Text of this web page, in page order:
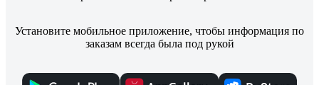
Установите мобильное приложение, чтобы информация по
заказам всегда была под рукой